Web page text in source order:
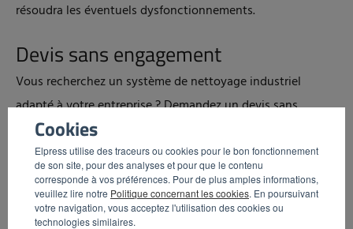
Cookies
Elpress utilise des traceurs ou cookies pour le bon fonctionnement
de son site, pour des analyses et pour que le contenu
corresponde à vos préférences. Pour de plus amples informations,
veuillez lire notre Politique concernant les cookies. En poursuivant
votre navigation, vous acceptez l'utilisation des cookies ou
technologies similaires.
résoudra les éventuels dysfonctionnements.
Devis sans engagement
Vous recherchez un système de nettoyage industriel
adapté à votre entreprise ? Demandez un devis sans
engagement.